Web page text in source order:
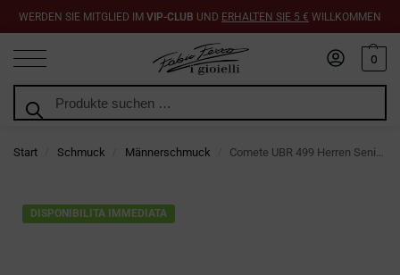
WERDEN SIE MITGLIED IM VIP-CLUB UND ERHALTEN SIE 5 € WILLKOMMEN
0
Start Schmuck Männerschmuck Comete UBR 499 Herren Senior Collection Armband aus Edelstahl mit Diamanten
DISPONIBILITA IMMEDIATA